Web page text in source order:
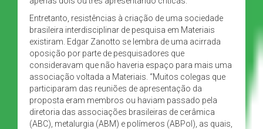
Entretanto, resistências à criação de uma sociedade
brasileira interdisciplinar de pesquisa em Materiais
existiram. Edgar Zanotto se lembra de uma acirrada
oposição por parte de pesquisadores que
consideravam que não haveria espaço para mais uma
associação voltada a Materiais. “Muitos colegas que
participaram das reuniões de apresentação da
proposta eram membros ou haviam passado pela
diretoria das associações brasileiras de cerâmica
(ABC), metalurgia (ABM) e polímeros (ABPol), as quais,